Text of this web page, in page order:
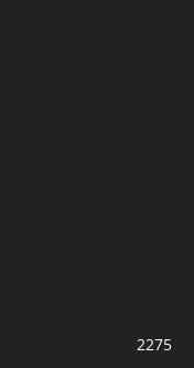
2275